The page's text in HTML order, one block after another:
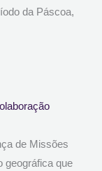
da Páscoa,
de Missões
geográfica que